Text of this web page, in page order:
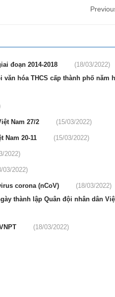
đoạn 2014-2018
(18/03/2022)
hóa THCS cấp thành phố năm
Nam 27/2 (15/03/2022)
Nam 20-11 (15/03/2022)
2022)
03/2022)
corona (nCoV)
(18/03/2022)
thành lập Quân đội nhân dân
(18/03/2022)